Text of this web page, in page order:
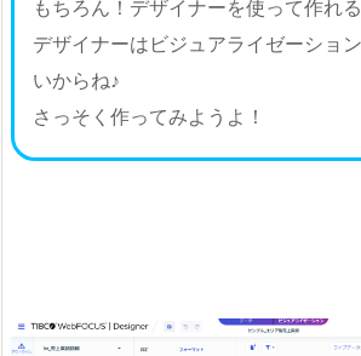
もちろん！デザイナーを使って作れる
デザイナーはビジュアライゼーショ
いからね♪
さっそく作ってみようよ！